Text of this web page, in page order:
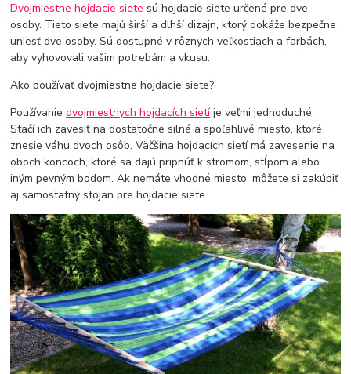
Dvojmiestne hojdacie siete sú hojdacie siete určené pre dve
osoby. Tieto siete majú širší a dlhší dizajn, ktorý dokáže bezpečne
uniesť dve osoby. Sú dostupné v rôznych veľkostiach a farbách,
aby vyhovovali vašim potrebám a vkusu.
Ako používať dvojmiestne hojdacie siete?
Používaniedvojmiestnych hojdacích sietíje veľmi jednoduché.
Stačí ich zavesiť na dostatočne silné a spoľahlivé miesto, ktoré
znesie váhu dvoch osôb. Väčšina hojdacích sietí má zavesenie na
oboch koncoch, ktoré sa dajú pripnúť k stromom, stĺpom alebo
iným pevným bodom. Ak nemáte vhodné miesto, môžete si zakúpiť
aj samostatný stojan pre hojdacie siete.